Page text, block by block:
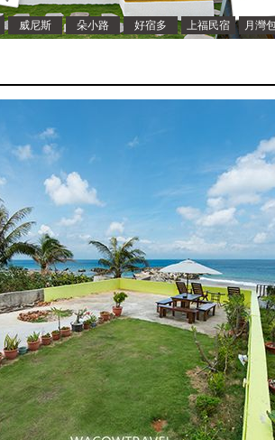
威尼斯 朵小路 好宿多 上福民宿 月灣